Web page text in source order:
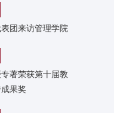
团来访管理学院
著荣获第十届教
果奖